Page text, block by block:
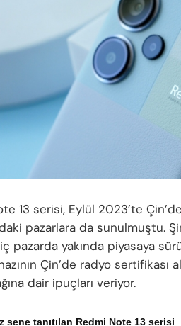
13 serisi, Eylül 2023’te
pazarlara da sunulmuştu.
pazarda yakında piyasaya
Çin’de radyo sertifikası
dair ipuçları veriyor.
sene tanıtılan Redmi Note 13 serisi